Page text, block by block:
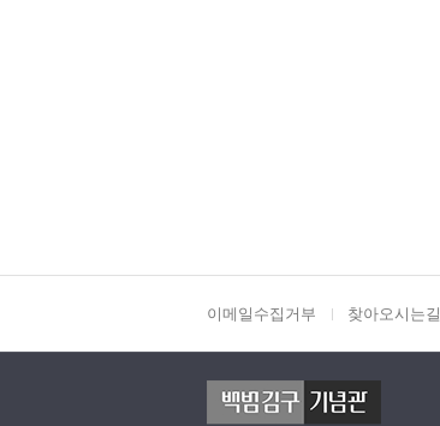
이메일수집거부 찾아오시는길